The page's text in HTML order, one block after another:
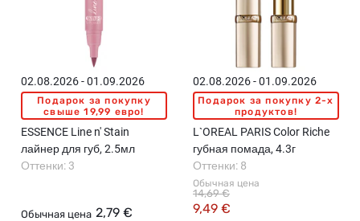
02.08.2026 - 01.09.2026
Подарок за покупку
свыше 19,99 евро!
ESSENCE Line n' Stain
лайнер для губ, 2.5мл
Обычная цена 2,79 €
Оттенки: 3
02.08.2026 - 01.09.2026
Подарок за покупку 2-x
продуктов!
L`OREAL PARIS Color Riche
губная помада, 4.3г
Обычная цена
9,49 €
14,69 €
Оттенки: 8